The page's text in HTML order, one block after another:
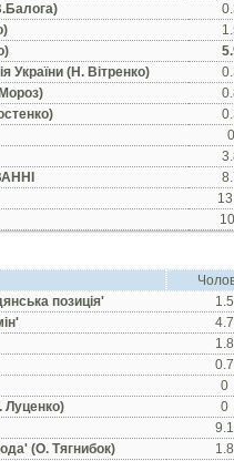
України (Н. Вiтренко)
0
позицiя'
1.5
4.7
1.8
0.7
0
0
9.1
(О. Тягнибок)
1.8